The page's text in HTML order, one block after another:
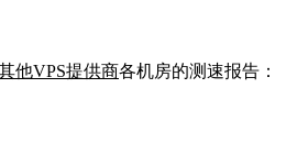
他VPS提供商各机房的测速报告：